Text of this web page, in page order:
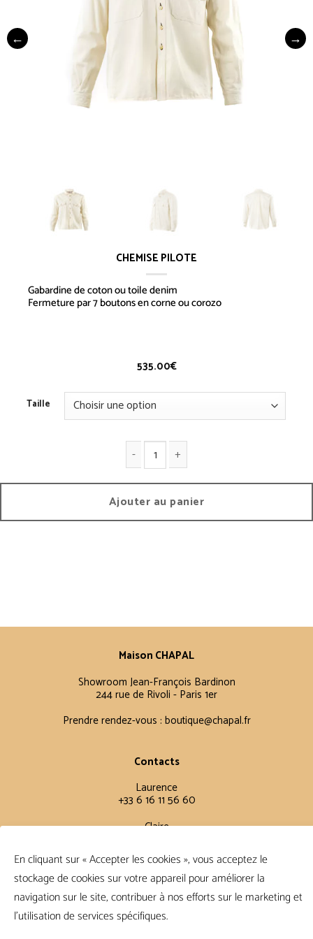
En cliquant sur « Accepter les cookies », vous acceptez le
stockage de cookies sur votre appareil pour améliorer la
navigation sur le site, contribuer à nos efforts sur le marketing et
l'utilisation de services spécifiques.
CHEMISE PILOTE
Gabardine de coton ou toile denim
Fermeture par 7 boutons en corne ou corozo
535.00€
Taille
Ajouter au panier
Maison CHAPAL
Showroom Jean-François Bardinon
244 rue de Rivoli - Paris 1er
Prendre rendez-vous : boutique@chapal.fr
Contacts
Laurence
+33 6 16 11 56 60
Claire
Conditions Générales
FAQ
Conditions de vente